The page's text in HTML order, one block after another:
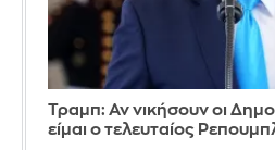
Τραμπ: Αν νικήσουν οι
είμαι ο τελευταίος